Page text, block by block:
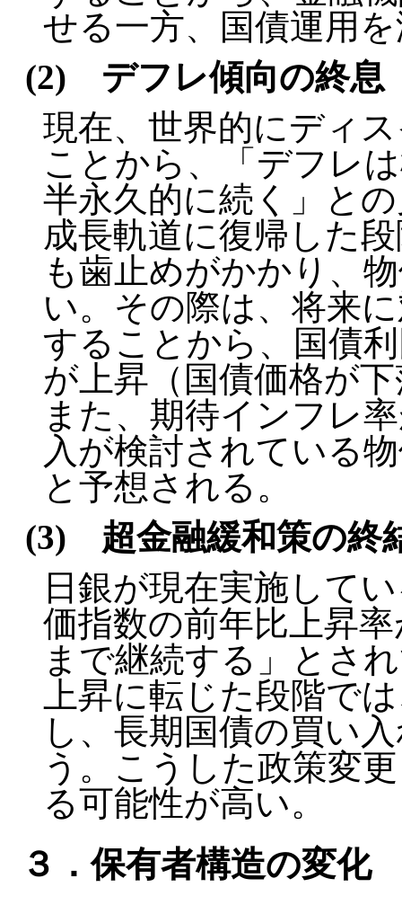
せる一方、国債運用
(2) デフレ傾向の終息
現在、世界的にディ
ことから、「デフレ
半永久的に続く」と
成長軌道に復帰した
も歯止めがかかり、
い。その際は、将来
することから、国債
が上昇（国債価格が
また、期待インフレ
入が検討されている
と予想される。
(3) 超金融緩和策の終
日銀が現在実施して
価指数の前年比上昇
まで継続する」とさ
上昇に転じた段階で
し、長期国債の買い
う。こうした政策変
る可能性が高い。
３．保有者構造の変化